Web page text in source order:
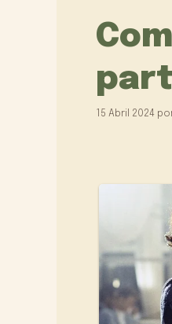
15 Abril 2024